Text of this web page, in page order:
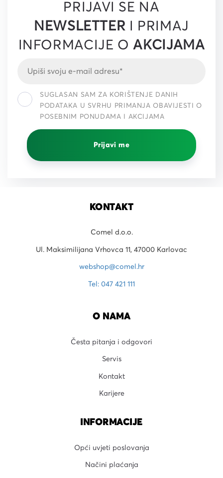
PRIJAVI SE NA
NEWSLETTER I PRIMAJ
INFORMACIJE OAKCIJAMA
SUGLASAN SAM ZA KORIŠTENJE DANIH
PODATAKA U SVRHU PRIMANJA OBAVIJESTI O
POSEBNIM PONUDAMA I AKCIJAMA
Prijavi me
KONTAKT
Comel d.o.o.
Ul. Maksimilijana Vrhovca 11, 47000 Karlovac
webshop@comel.hr
Tel: 047 421 111
O NAMA
Česta pitanja i odgovori
Servis
Kontakt
Karijere
INFORMACIJE
Opći uvjeti poslovanja
Načini plaćanja